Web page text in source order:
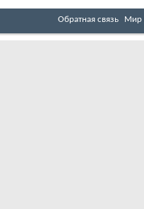
Обратная связь Мир